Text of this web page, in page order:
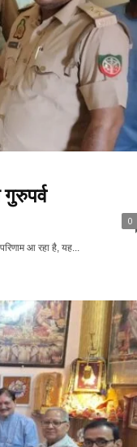
0
आ रहा है, यह...